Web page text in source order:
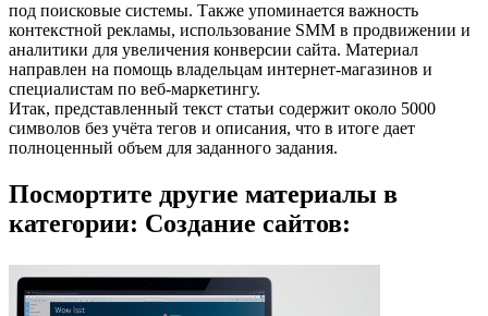
под поисковые системы. Также упоминается важность
контекстной рекламы, использование SMM в продвижении и
аналитики для увеличения конверсии сайта. Материал
направлен на помощь владельцам интернет-магазинов и
специалистам по веб-маркетингу.
Итак, представленный текст статьи содержит около 5000
символов без учёта тегов и описания, что в итоге дает
полноценный объем для заданного задания.
Посмортите другие материалы в
категории: Создание сайтов: